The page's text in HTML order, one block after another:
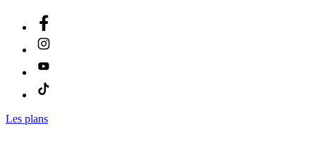
Les plans